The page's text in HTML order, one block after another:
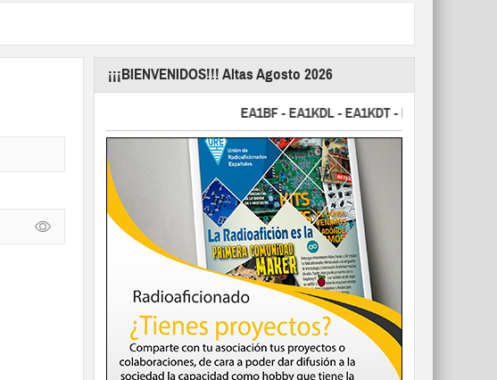
¡¡¡BIENVENIDOS!!! Altas Agosto 2026
EA1BF - EA1KDL - EA1KDT - EA2FBJ - EA2FJU -